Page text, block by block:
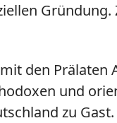
den
und
zu